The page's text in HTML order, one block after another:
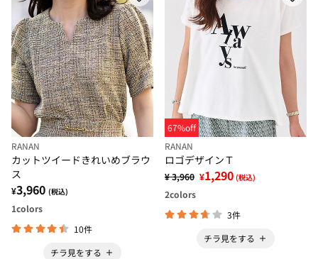
RANAN
カットツイードきれいめブラウ
ス
¥3,960 (税込)
1colors
10件
チラ見をする
67%off
RANAN
ロゴデザインＴ
¥ 3,960 ¥1,290 (税込)
2colors
3件
チラ見をする